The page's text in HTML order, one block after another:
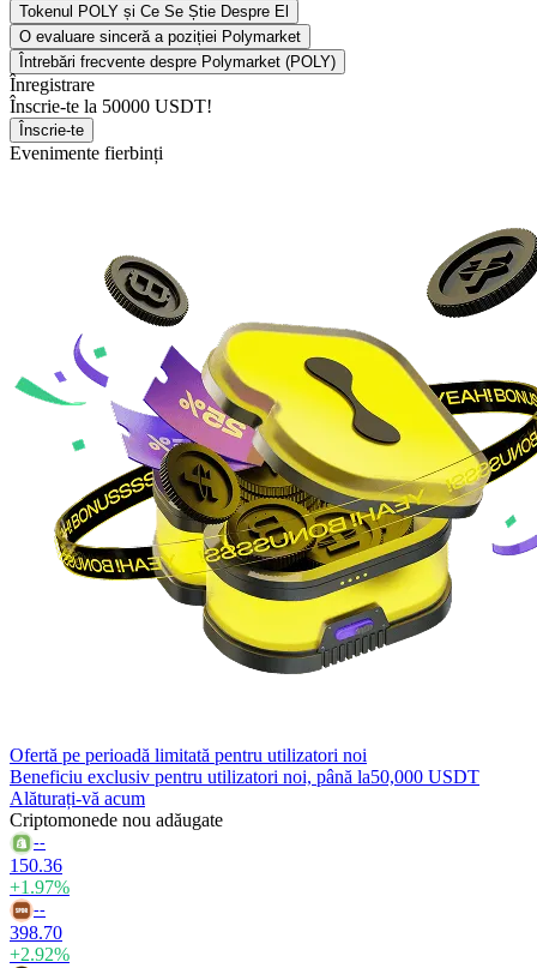
Tokenul POLY și Ce Se Știe Despre El
O evaluare sinceră a poziției Polymarket
Întrebări frecvente despre Polymarket (POLY)
Înregistrare
Înscrie-te la 50000 USDT!
Înscrie-te
Evenimente fierbinți
Ofertă pe perioadă limitată pentru utilizatori noi
Beneficiu exclusiv pentru utilizatori noi, până la50,000 USDT
Alăturați-vă acum
Criptomonede nou adăugate
--
150.36
+1.97%
--
398.70
+2.92%